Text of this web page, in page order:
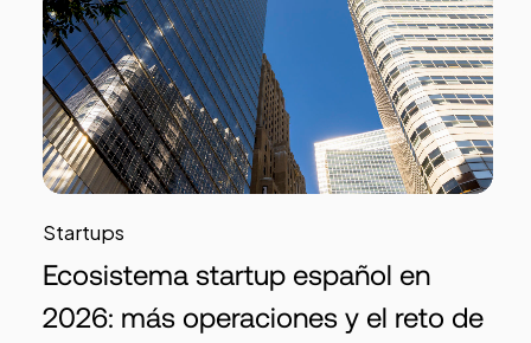
Startups
Ecosistema startup español en
2026: más operaciones y el reto de